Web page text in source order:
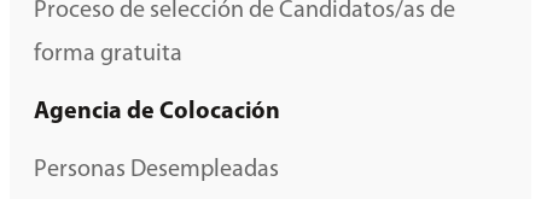
Proceso de selección de Candidatos/as de
forma gratuita
Agencia de Colocación
Personas Desempleadas